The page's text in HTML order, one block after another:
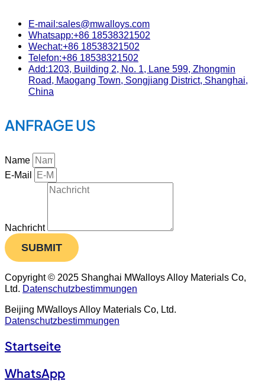
E-mail:sales@mwalloys.com
Whatsapp:+86 18538321502
Wechat:+86 18538321502
Telefon:+86 18538321502
Add:1203, Building 2, No. 1, Lane 599, Zhongmin
Road, Maogang Town, Songjiang District, Shanghai,
China
ANFRAGE US
Name
E-Mail
Nachricht
SUBMIT
Copyright © 2025 Shanghai MWalloys Alloy Materials Co,
Ltd. Datenschutzbestimmungen
Beijing MWalloys Alloy Materials Co, Ltd.
Datenschutzbestimmungen
Startseite
WhatsApp